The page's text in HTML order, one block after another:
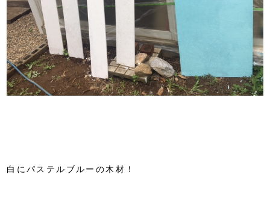
白にパステルブルーの木材！